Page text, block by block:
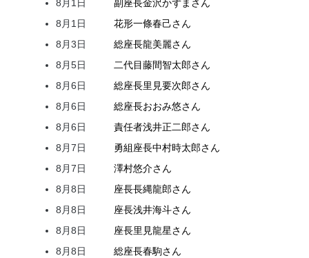
8月1日 副座長金沢かずま さん
8月1日
花形一條春己さん
8月3日
総座長龍美麗さん
8月5日
二代目藤間智太郎さん
8月6日
総座長里見要次郎さん
8月6日
総座長おおみ悠さん
8月6日
責任者浅井正二郎さん
8月7日
勇組座長中村時太郎さん
8月7日
澤村悠介さん
8月8日
座長長縄龍郎さん
8月8日
座長浅井海斗さん
8月8日
座長里見龍星さん
8月8日
総座長春駒さん